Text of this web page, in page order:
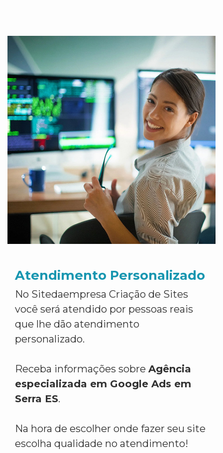
Atendimento Personalizado
No Sitedaempresa Criação de Sites
você será atendido por pessoas reais
que lhe dão atendimento
personalizado.
Receba informações sobre Agência
especializada em Google Ads em
Serra ES.
Na hora de escolher onde fazer seu site
escolha qualidade no atendimento!